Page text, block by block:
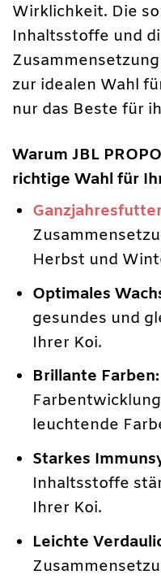
Wirklichkeit. Die
Inhaltsstoffe und
zur idealen Wahl
nur das Beste für
Warum JBL
richtige Wahl für
Herbst und
Optimales
gesundes und
Ihrer Koi.
Brillante Farben:
leuchtende
Starkes
Inhaltsstoffe
Ihrer Koi.
Leichte